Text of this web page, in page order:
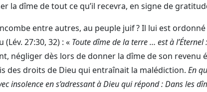
la dîme de tout ce qu’il recevra, en signe de
entre autres, au peuple juif ? Il lui est
27:30, 32) : « Toute dîme de la terre … est à l’Éternel :
négliger dès lors de donner la dîme de son revenu
des droits de Dieu qui entraînait la malédiction. En
insolence en s’adressant à Dieu qui répond : Dans les